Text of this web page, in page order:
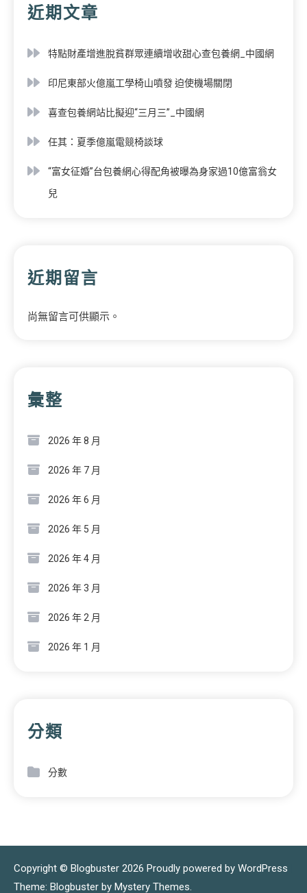
近期文章
特點財產增進脫貧群眾連續增收甜心查包養網_中國網
印尼東部火億嵐工學椅山噴發 迫使機場關閉
喜查包養網站比擬迎“三月三”_中國網
任其：夏季億嵐電競椅談球
“富女征婚”台包養網心得配角被曝為身家過10億富翁女
兒
近期留言
尚無留言可供顯示。
彙整
2026 年 8 月
2026 年 7 月
2026 年 6 月
2026 年 5 月
2026 年 4 月
2026 年 3 月
2026 年 2 月
2026 年 1 月
分類
分數
Copyright © Blogbuster 2026 Proudly powered by WordPress
Theme: Blogbuster by Mystery Themes